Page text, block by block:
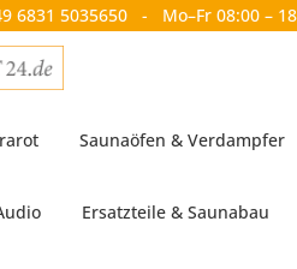
springen
6831 5035650 - Mo–Fr 08:00 –
Saunaöfen & Verdampfer
Ersatzteile & Saunabau